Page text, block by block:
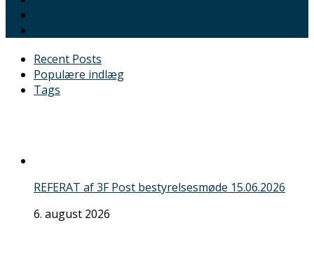
Recent Posts
Populære indlæg
Tags
REFERAT af 3F Post bestyrelsesmøde 15.06.2026
6. august 2026